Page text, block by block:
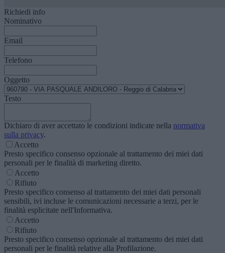
Richiedi info
Nominativo
Email
Telefono
Oggetto
Testo
Dichiaro di aver accettato le condizioni indicate nella normativa
sulla privacy.
Accetto
Presto specifico consenso opzionale al trattamento dei miei dati
personali per le finalità di marketing diretto.
Accetto
Rifiuto
Presto specifico consenso al trattamento dei miei dati personali
sensibili, ivi incluse le comunicazioni necessarie a terzi, per le
finalità esplicitate nell'Informativa.
Accetto
Rifiuto
Presto specifico consenso opzionale al trattamento dei miei dati
personali per le finalità relative alla Profilazione.